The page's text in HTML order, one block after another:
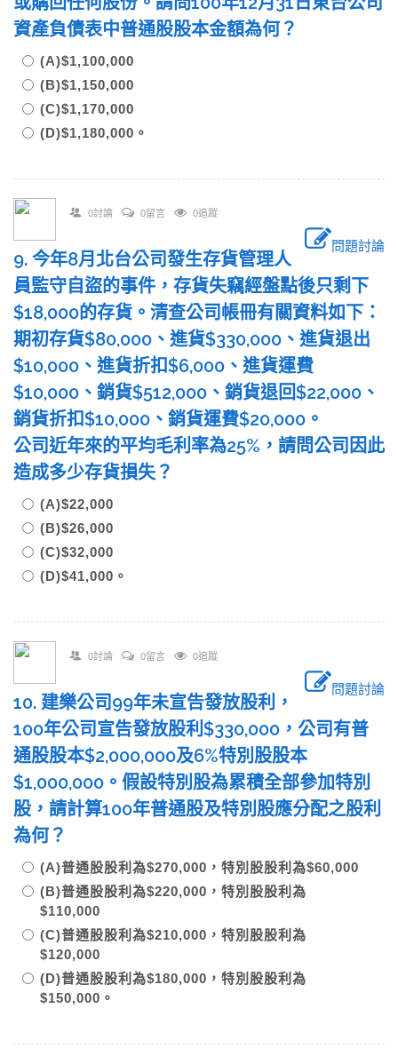
資產負債表中普通股股本金額為何？
(A)$1,100,000
(B)$1,150,000
(C)$1,170,000
(D)$1,180,000。
0討論 0留言 0追蹤
問題討論
9. 今年8月北台公司發生存貨管理人
員監守自盜的事件，存貨失竊經盤點後只剩下
$18,000的存貨。清查公司帳冊有關資料如下：
期初存貨$80,000、進貨$330,000、進貨退出
$10,000、進貨折扣$6,000、進貨運費
$10,000、銷貨$512,000、銷貨退回$22,000、
銷貨折扣$10,000、銷貨運費$20,000。
公司近年來的平均毛利率為25%，請問公司因此
造成多少存貨損失？
(A)$22,000
(B)$26,000
(C)$32,000
(D)$41,000。
0討論 0留言 0追蹤
問題討論
10. 建樂公司99年未宣告發放股利，
100年公司宣告發放股利$330,000，公司有普
通股股本$2,000,000及6%特別股股本
$1,000,000。假設特別股為累積全部參加特別
股，請計算100年普通股及特別股應分配之股利
為何？
(A)普通股股利為$270,000，特別股股利為$60,000
(B)普通股股利為$220,000，特別股股利為
$110,000
(C)普通股股利為$210,000，特別股股利為
$120,000
(D)普通股股利為$180,000，特別股股利為
$150,000。